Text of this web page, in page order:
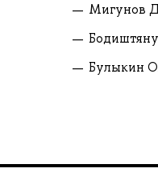
Мигунов
Булыкин